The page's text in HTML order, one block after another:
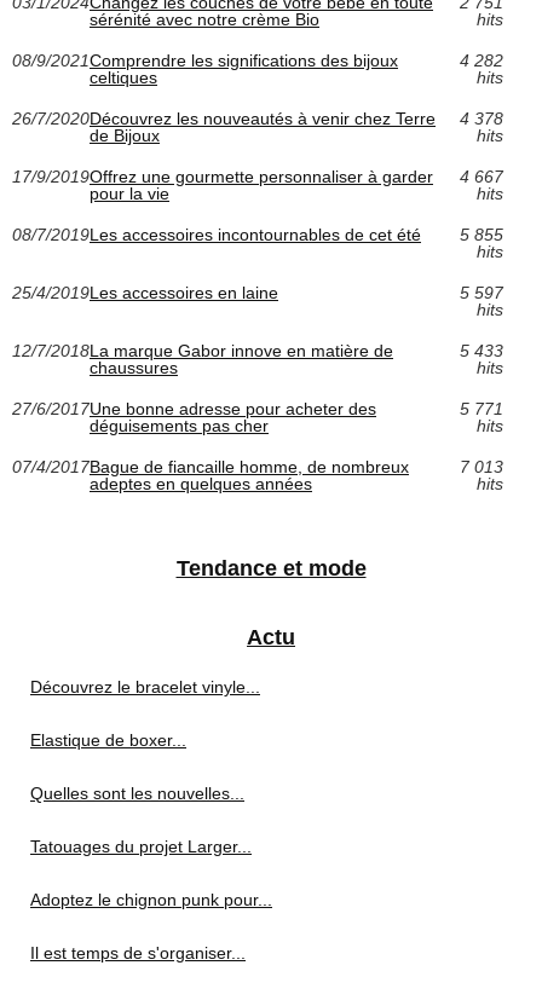
sérénité avec notre crème Bio
hits
08/9/2021Comprendre les significations des bijoux
celtiques
4 282
hits
26/7/2020Découvrez les nouveautés à venir chez Terre
de Bijoux
4 378
hits
17/9/2019Offrez une gourmette personnaliser à garder
pour la vie
4 667
hits
08/7/2019Les accessoires incontournables de cet été
5 855
hits
25/4/2019Les accessoires en laine
5 597
hits
12/7/2018La marque Gabor innove en matière de
chaussures
5 433
hits
27/6/2017Une bonne adresse pour acheter des
déguisements pas cher
5 771
hits
07/4/2017Bague de fiancaille homme, de nombreux
adeptes en quelques années
7 013
hits
Tendance et mode
Actu
Découvrez le bracelet vinyle...
Elastique de boxer...
Quelles sont les nouvelles...
Tatouages du projet Larger...
Adoptez le chignon punk pour...
Il est temps de s'organiser...